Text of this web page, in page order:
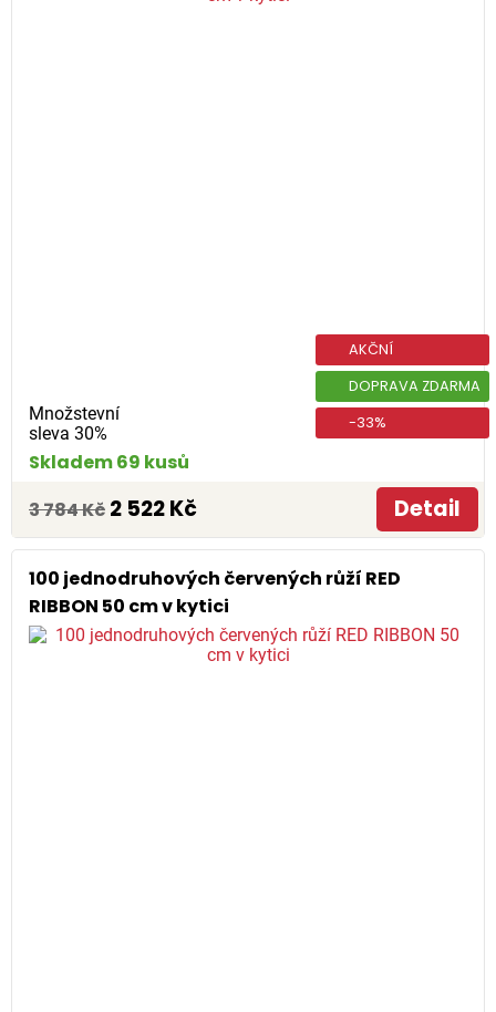
Množstevní
sleva 30%
AKČNÍ
DOPRAVA ZDARMA
-33%
Skladem 69 kusů
3 784 Kč 2 522 Kč Detail
100 jednodruhových červených růží RED
RIBBON 50 cm v kytici